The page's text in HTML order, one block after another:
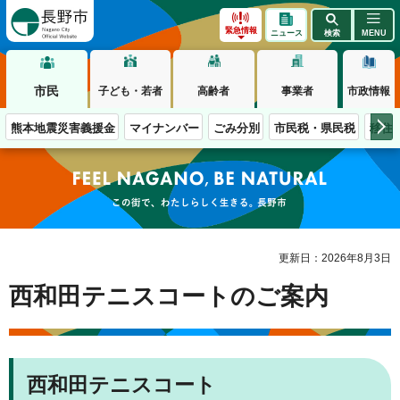
緊急情報 ニュース 検索 MENU
市民 子ども・若者 高齢者 事業者 市政情報
熊本地震災害義援金 マイナンバー ごみ分別 市民税・県民税 移住
この街で、わたしらしく生きる。長野市
更新日：2026年8月3日
西和田テニスコートのご案内
西和田テニスコート